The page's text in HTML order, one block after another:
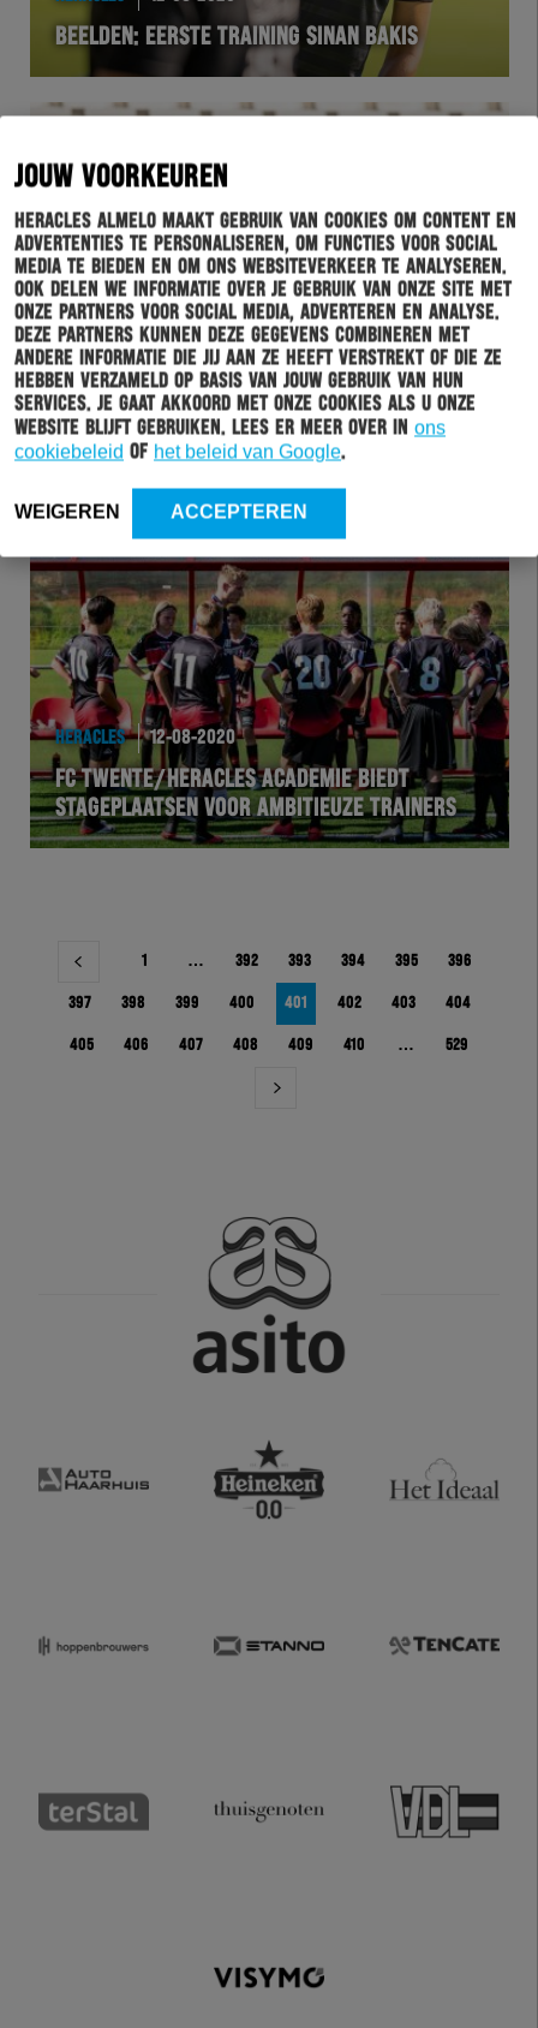
JOUW VOORKEUREN
Heracles Almelo maakt gebruik van cookies om content en
advertenties te personaliseren, om functies voor social
media te bieden en om ons websiteverkeer te analyseren.
Ook delen we informatie over je gebruik van onze site met
onze partners voor social media, adverteren en analyse.
Deze partners kunnen deze gegevens combineren met
andere informatie die jij aan ze heeft verstrekt of die ze
hebben verzameld op basis van jouw gebruik van hun
services. Je gaat akkoord met onze cookies als u onze
website blijft gebruiken. Lees er meer over in ons
cookiebeleid of het beleid van Google.
WEIGEREN ACCEPTEREN
BEELDEN: EERSTE TRAINING SINAN BAKIS
HERACLES 12-08-2020
HERACLES ALMELO – SF LOTTE AFGELAST
HERACLES 12-08-2020
FC TWENTE/HERACLES ACADEMIE BIEDT
STAGEPLAATSEN VOOR AMBITIEUZE TRAINERS
Berichtnavigatie
1 … 392 393 394 395 396
397 398 399 400 401 402 403 404
405 406 407 408 409 410 … 529